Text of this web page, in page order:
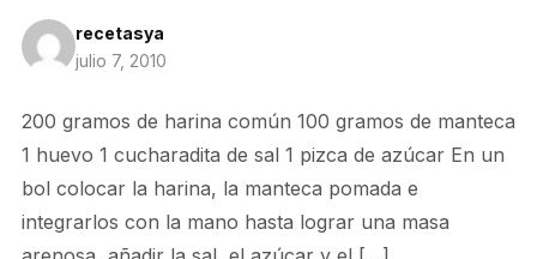
recetasya
julio 7, 2010
200 gramos de harina común 100 gramos de manteca
1 huevo 1 cucharadita de sal 1 pizca de azúcar En un
bol colocar la harina, la manteca pomada e
integrarlos con la mano hasta lograr una masa